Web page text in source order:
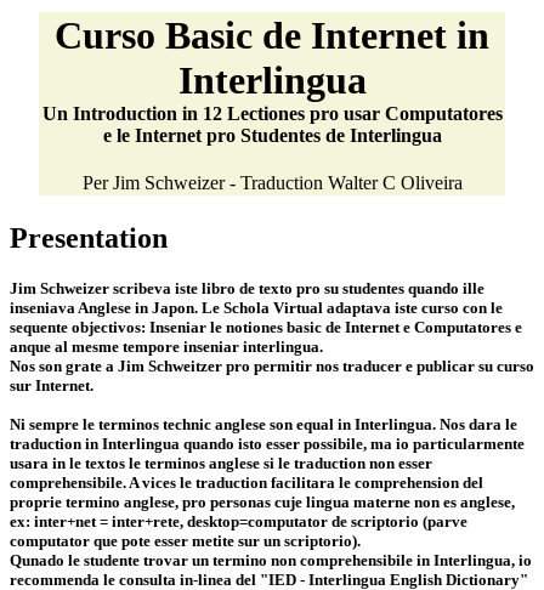
Curso Basic de Internet in
Interlingua
Un Introduction in 12 Lectiones pro usar Computatores
e le Internet pro Studentes de Interlingua
Per Jim Schweizer - Traduction Walter C Oliveira
Presentation
Jim Schweizer scribeva iste libro de texto pro su studentes quando ille
inseniava Anglese in Japon. Le Schola Virtual adaptava iste curso con le
sequente objectivos: Inseniar le notiones basic de Internet e Computatores e
anque al mesme tempore inseniar interlingua.
Nos son grate a Jim Schweitzer pro permitir nos traducer e publicar su curso
sur Internet.
Ni sempre le terminos technic anglese son equal in Interlingua. Nos dara le
traduction in Interlingua quando isto esser possibile, ma io particularmente
usara in le textos le terminos anglese si le traduction non esser
comprehensibile. A vices le traduction facilitara le comprehension del
proprie termino anglese, pro personas cuje lingua materne non es anglese,
ex: inter+net = inter+rete, desktop=computator de scriptorio (parve
computator que pote esser metite sur un scriptorio).
Qunado le studente trovar un termino non comprehensibile in Interlingua, io
recommenda le consulta in-linea del "IED - Interlingua English Dictionary"